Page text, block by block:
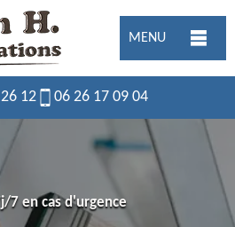
MENU
12 06 26 17 09 04
7 en cas d'urgence